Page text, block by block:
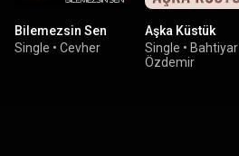
Bilemezsin Sen
Single • Cevher
Aşka Küstük
Single • Bahtiyar
Özdemir